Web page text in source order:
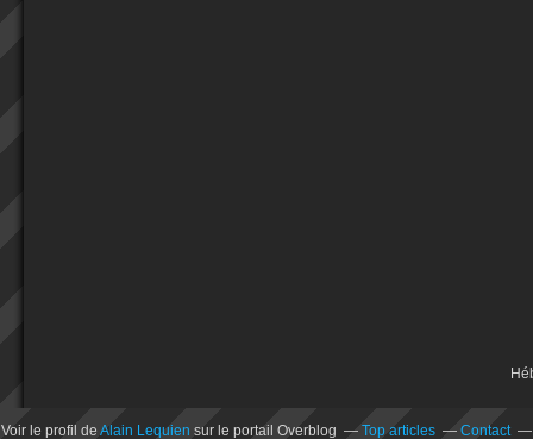
Voir le profil de Alain Lequien sur le portail Overblog Top articles Contact